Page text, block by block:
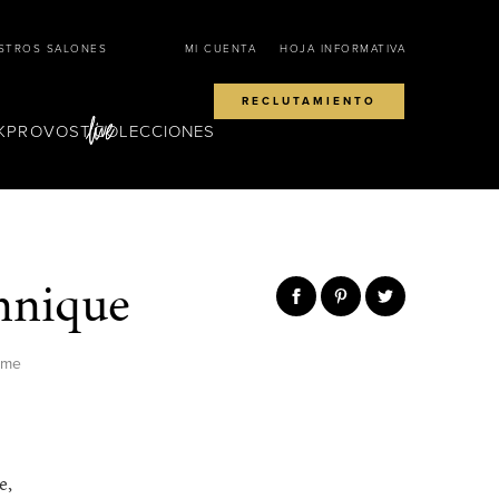
SALONES MI CUENTA HOJA INFORMATIVA
RECLUTAMIENTO
COLECCIONES